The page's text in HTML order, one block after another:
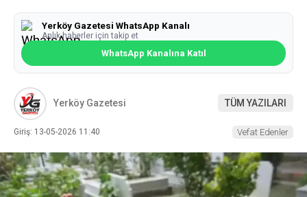
Yerköy Gazetesi WhatsApp Kanalı
Anlık haberler için takip et
WhatsApp Kanalına Katıl
Yerköy Gazetesi TÜM YAZILARI
Giriş: 13-05-2026 11:40 Vefat Edenler